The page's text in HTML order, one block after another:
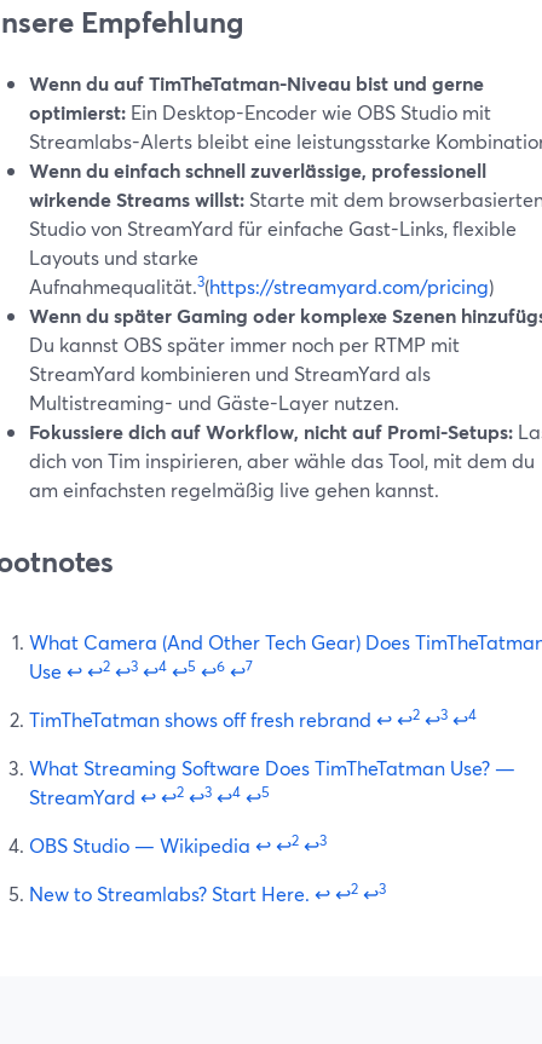
Empfehlung
Wenn du auf TimTheTatman-Niveau bist und gerne
optimierst:Ein Desktop-Encoder wie OBS Studio mit
Streamlabs-Alerts bleibt eine leistungsstarke
Wenn du einfach schnell zuverlässige, professionell
wirkende Streams willst:Starte mit dem
Studio von StreamYard für einfache Gast-Links, flexible
Layouts und starke
Aufnahmequalität.3(https://streamyard.com/pricing)
Wenn du später Gaming oder komplexe Szenen
Du kannst OBS später immer noch per RTMP mit
StreamYard kombinieren und StreamYard als
Multistreaming- und Gäste-Layer nutzen.
Fokussiere dich auf Workflow, nicht auf Promi-Setups:
dich von Tim inspirieren, aber wähle das Tool, mit dem du
am einfachsten regelmäßig live gehen kannst.
What Camera (And Other Tech Gear) Does
Use ↩ ↩2 ↩3 ↩4 ↩5 ↩6 ↩7
TimTheTatman shows off fresh rebrand ↩ ↩2 ↩3 ↩4
What Streaming Software Does TimTheTatman Use? —
StreamYard ↩ ↩2 ↩3 ↩4 ↩5
OBS Studio — Wikipedia ↩ ↩2 ↩3
New to Streamlabs? Start Here. ↩ ↩2 ↩3